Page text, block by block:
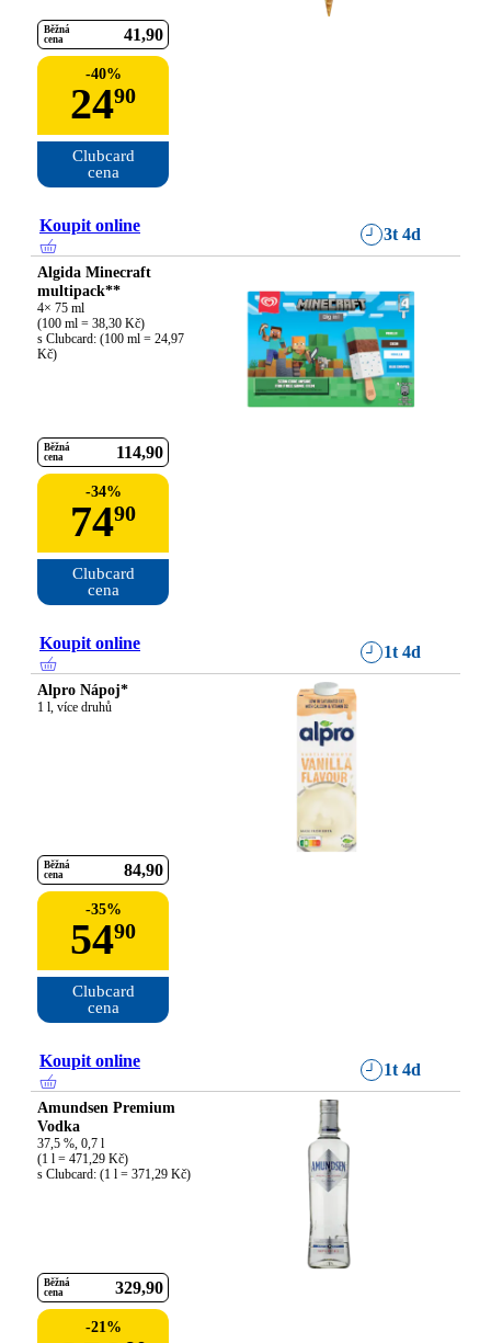
Běžná
cena
41 90
-40%
2490
Clubcard
cena
Koupit online 3t 4d
Algida Minecraft
multipack**
4× 75 ml
(100 ml = 38,30 Kč)
s Clubcard: (100 ml = 24,97
Kč)
Běžná
cena
114 90
-34%
7490
Clubcard
cena
Koupit online 1t 4d
Alpro Nápoj*
1 l, více druhů
Běžná
cena
84 90
-35%
5490
Clubcard
cena
Koupit online 1t 4d
Amundsen Premium
Vodka
37,5 %, 0,7 l
(1 l = 471,29 Kč)
s Clubcard: (1 l = 371,29 Kč)
Běžná
cena
329 90
-21%